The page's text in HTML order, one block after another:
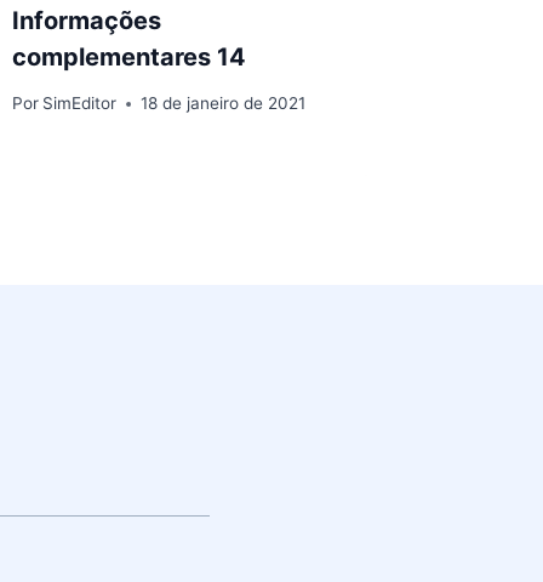
Informações
complementares 14
Por SimEditor 18 de janeiro de 2021